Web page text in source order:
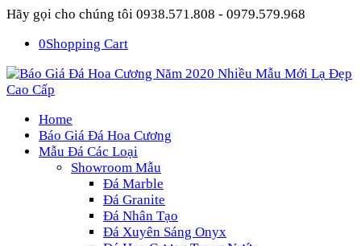
Hãy gọi cho chúng tôi 0938.571.808 - 0979.579.968
0Shopping Cart
Home
Báo Giá Đá Hoa Cương
Mẫu Đá Các Loại
Showroom Mẫu
Đá Marble
Đá Granite
Đá Nhân Tạo
Đá Xuyên Sáng Onyx